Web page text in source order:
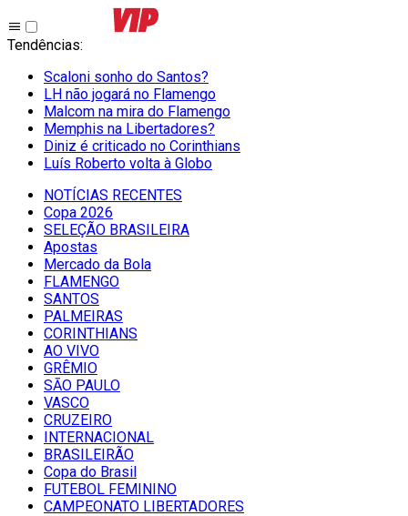
Tendências:
Scaloni sonho do Santos?
LH não jogará no Flamengo
Malcom na mira do Flamengo
Memphis na Libertadores?
Diniz é criticado no Corinthians
Luís Roberto volta à Globo
NOTÍCIAS RECENTES
Copa 2026
SELEÇÃO BRASILEIRA
Apostas
Mercado da Bola
FLAMENGO
SANTOS
PALMEIRAS
CORINTHIANS
AO VIVO
GRÊMIO
SĀO PAULO
VASCO
CRUZEIRO
INTERNACIONAL
BRASILEIRÃO
Copa do Brasil
FUTEBOL FEMININO
CAMPEONATO LIBERTADORES